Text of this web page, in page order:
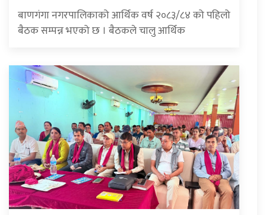
बाणगंगा नगरपालिकाको आर्थिक वर्ष २०८३/८४ को पहिलो
बैठक सम्पन्न भएको छ । बैठकले चालु आर्थिक